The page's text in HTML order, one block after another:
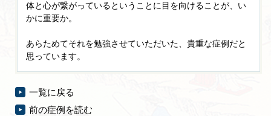
体と心が繋がっているということに目を向けることが、い
かに重要か。
あらためてそれを勉強させていただいた、貴重な症例だと
思っています。
一覧に戻る
前の症例を読む